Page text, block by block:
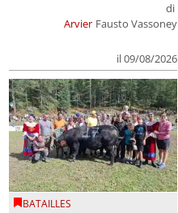
Arvier
di
Fausto Vassoney
il 09/08/2026
BATAILLES